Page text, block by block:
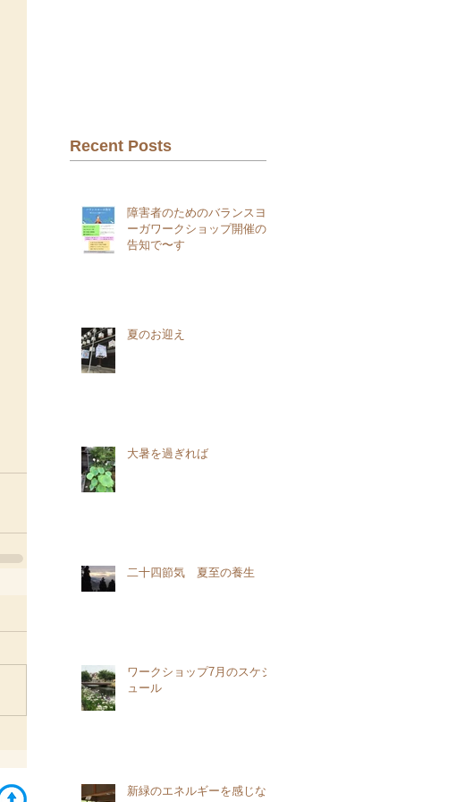
Recent Posts
障害者のためのバランスヨ
ーガワークショップ開催の
告知で〜す
夏のお迎え
大暑を過ぎれば
二十四節気 夏至の養生
ワークショップ7月のスケジ
ュール
新緑のエネルギーを感じな